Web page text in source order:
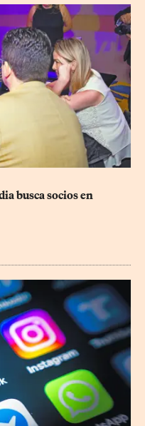
busca socios en